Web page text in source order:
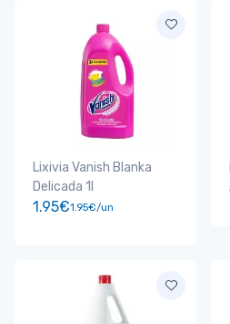
Lixivia Vanish Blanka
Delicada 1l
1.95€1.95€/un